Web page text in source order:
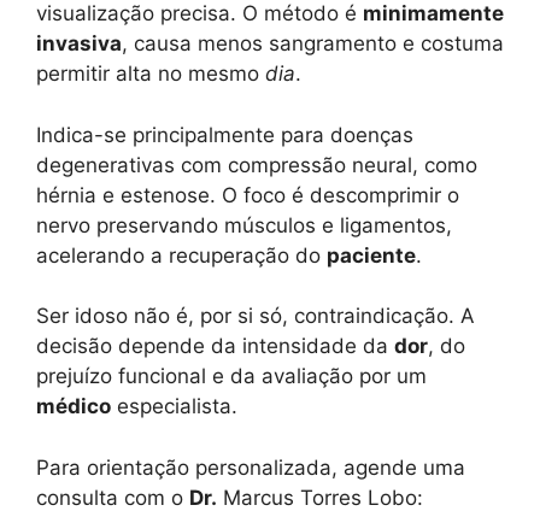
visualização precisa. O método é minimamente
invasiva, causa menos sangramento e costuma
permitir alta no mesmo dia.
Indica-se principalmente para doenças
degenerativas com compressão neural, como
hérnia e estenose. O foco é descomprimir o
nervo preservando músculos e ligamentos,
acelerando a recuperação do paciente.
Ser idoso não é, por si só, contraindicação. A
decisão depende da intensidade da dor, do
prejuízo funcional e da avaliação por um
médico especialista.
Para orientação personalizada, agende uma
consulta com o Dr. Marcus Torres Lobo: